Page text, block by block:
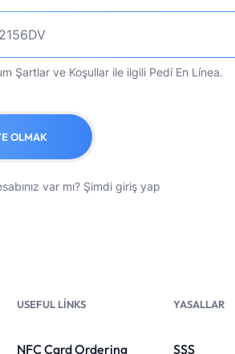
Şartlar ve Koşullar ile ilgili Pedí En Línea.
OLMAK
var mı? Şimdi giriş yap
USEFUL LINKS
NFC Card Ordering
YASALLAR
SSS